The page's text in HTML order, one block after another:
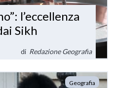
l’eccellenza
Sikh
di Redazione Geografia
Geografia